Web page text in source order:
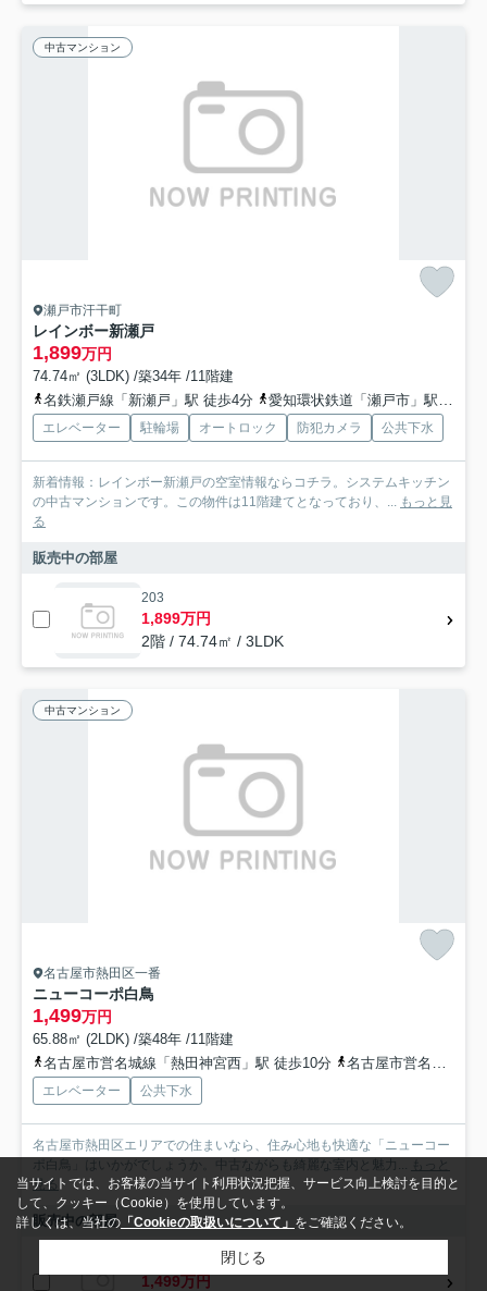
中古マンション
瀬戸市汗干町
レインボー新瀬戸
1,899万円
74.74㎡ (3LDK) /築34年 /11階建
名鉄瀬戸線「新瀬戸」駅 徒歩4分
愛知環状鉄道「瀬戸市」駅 徒歩5分
エレベーター 駐輪場 オートロック 防犯カメラ 公共下水
新着情報：レインボー新瀬戸の空室情報ならコチラ。システムキッチン
の中古マンションです。この物件は11階建てとなっており、...
もっと見
る
販売中の部屋
203
1,899万円
2階 / 74.74㎡ / 3LDK
中古マンション
名古屋市熱田区一番
ニューコーポ白鳥
1,499万円
65.88㎡ (2LDK) /築48年 /11階建
名古屋市営名城線「熱田神宮西」駅 徒歩10分
名古屋市営名城線「熱田神宮伝馬町」駅 徒歩14分
エレベーター 公共下水
名古屋市熱田区エリアでの住まいなら、住み心地も快適な「ニューコー
ポ白鳥」はいかがでしょうか。中古ながらも綺麗な室内と魅力...
もっと
見る
販売中の部屋
1,499万円
当サイトでは、お客様の当サイト利用状況把握、サービス向上検討を目的と
して、クッキー（Cookie）を使用しています。
詳しくは、当社の 「Cookieの取扱いについて」 をご確認ください。
閉じる